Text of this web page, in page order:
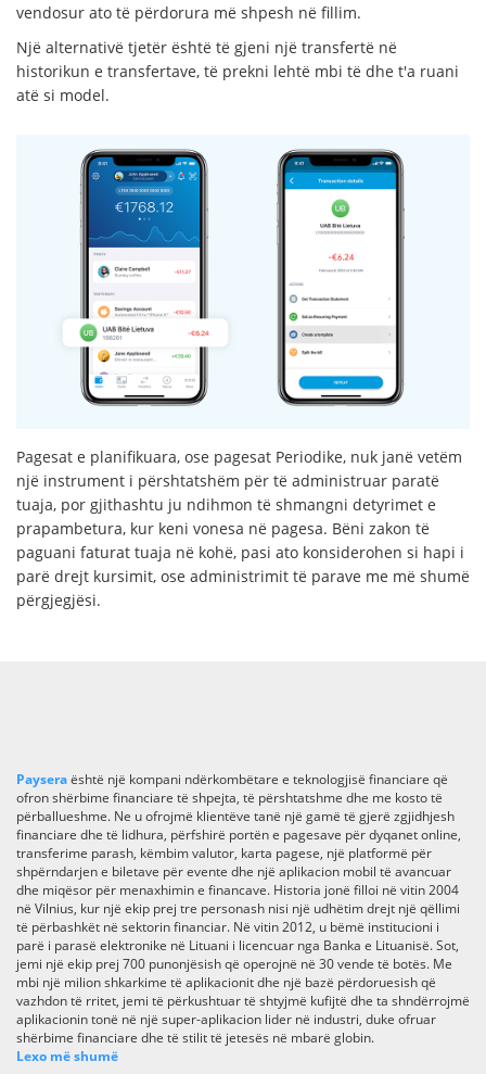
vendosur ato të përdorura më shpesh në fillim.
Një alternativë tjetër është të gjeni një transfertë në
historikun e transfertave, të prekni lehtë mbi të dhe t'a ruani
atë si model.
Pagesat e planifikuara, ose pagesat Periodike, nuk janë vetëm
një instrument i përshtatshëm për të administruar paratë
tuaja, por gjithashtu ju ndihmon të shmangni detyrimet e
prapambetura, kur keni vonesa në pagesa. Bëni zakon të
paguani faturat tuaja në kohë, pasi ato konsiderohen si hapi i
parë drejt kursimit, ose administrimit të parave me më shumë
përgjegjësi.
Payseraështë një kompani ndërkombëtare e teknologjisë financiare që
ofron shërbime financiare të shpejta, të përshtatshme dhe me kosto të
përballueshme. Ne u ofrojmë klientëve tanë një gamë të gjerë zgjidhjesh
financiare dhe të lidhura, përfshirë portën e pagesave për dyqanet online,
transferime parash, këmbim valutor, karta pagese, një platformë për
shpërndarjen e biletave për evente dhe një aplikacion mobil të avancuar
dhe miqësor për menaxhimin e financave. Historia jonë filloi në vitin 2004
në Vilnius, kur një ekip prej tre personash nisi një udhëtim drejt një qëllimi
të përbashkët në sektorin financiar. Në vitin 2012, u bëmë institucioni i
parë i parasë elektronike në Lituani i licencuar nga Banka e Lituanisë. Sot,
jemi një ekip prej 700 punonjësish që operojnë në 30 vende të botës. Me
mbi një milion shkarkime të aplikacionit dhe një bazë përdoruesish që
vazhdon të rritet, jemi të përkushtuar të shtyjmë kufijtë dhe ta shndërrojmë
aplikacionin tonë në një super-aplikacion lider në industri, duke ofruar
shërbime financiare dhe të stilit të jetesës në mbarë globin.
Lexo më shumë